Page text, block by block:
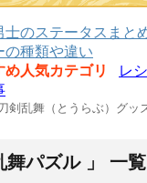
士のステータスまと
の種類や違い
人気カテゴリ
レ
剣乱舞（とうらぶ）グッ
舞パズル 」 一覧